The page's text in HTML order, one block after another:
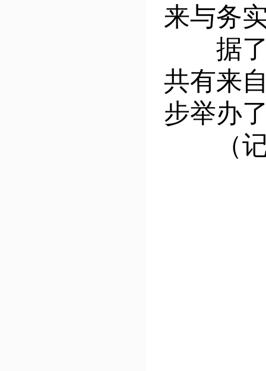
来与务
据了
共有来
步举办
（记